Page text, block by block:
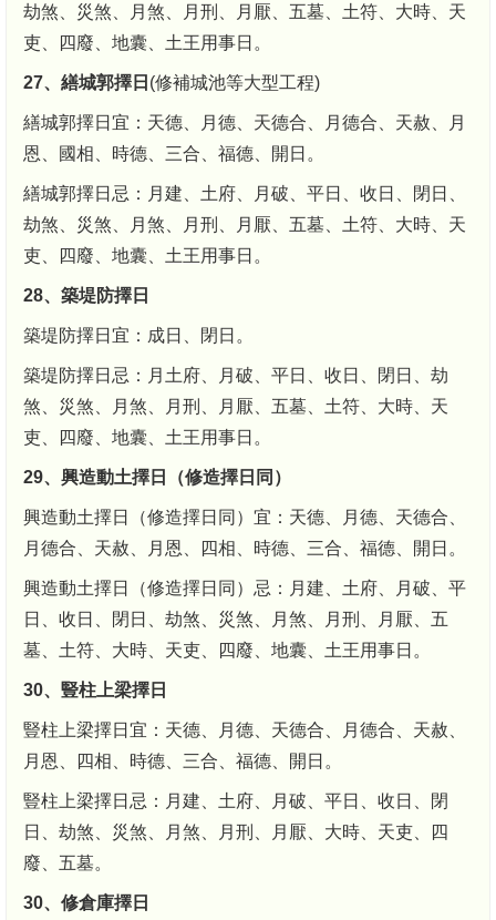
劫煞、災煞、月煞、月刑、月厭、五墓、土符、大時、天
吏、四廢、地囊、土王用事日。
27、繕城郭擇日 (修補城池等大型工程)
繕城郭擇日宜：天德、月德、天德合、月德合、天赦、月
恩、國相、時德、三合、福德、開日。
繕城郭擇日忌：月建、土府、月破、平日、收日、閉日、
劫煞、災煞、月煞、月刑、月厭、五墓、土符、大時、天
吏、四廢、地囊、土王用事日。
28、築堤防擇日
築堤防擇日宜：成日、閉日。
築堤防擇日忌：月土府、月破、平日、收日、閉日、劫
煞、災煞、月煞、月刑、月厭、五墓、土符、大時、天
吏、四廢、地囊、土王用事日。
29、興造動土擇日（修造擇日同）
興造動土擇日（修造擇日同）宜：天德、月德、天德合、
月德合、天赦、月恩、四相、時德、三合、福德、開日。
興造動土擇日（修造擇日同）忌：月建、土府、月破、平
日、收日、閉日、劫煞、災煞、月煞、月刑、月厭、五
墓、土符、大時、天吏、四廢、地囊、土王用事日。
30、豎柱上梁擇日
豎柱上梁擇日宜：天德、月德、天德合、月德合、天赦、
月恩、四相、時德、三合、福德、開日。
豎柱上梁擇日忌：月建、土府、月破、平日、收日、閉
日、劫煞、災煞、月煞、月刑、月厭、大時、天吏、四
廢、五墓。
30、修倉庫擇日